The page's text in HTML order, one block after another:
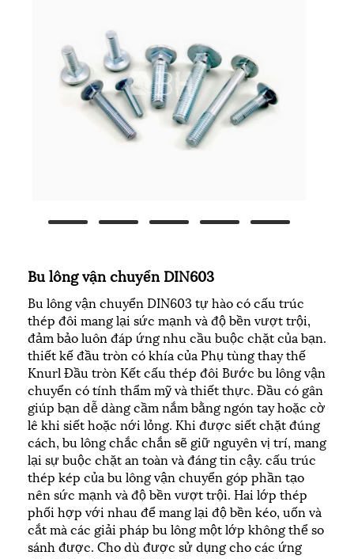
Bu lông vận chuyển DIN603
Bu lông vận chuyển DIN603 tự hào có cấu trúc
thép đôi mang lại sức mạnh và độ bền vượt trội,
đảm bảo luôn đáp ứng nhu cầu buộc chặt của bạn.
thiết kế đầu tròn có khía của Phụ tùng thay thế
Knurl Đầu tròn Kết cấu thép đôi Bước bu lông vận
chuyển có tính thẩm mỹ và thiết thực. Đầu có gân
giúp bạn dễ dàng cầm nắm bằng ngón tay hoặc cờ
lê khi siết hoặc nới lỏng. Khi được siết chặt đúng
cách, bu lông chắc chắn sẽ giữ nguyên vị trí, mang
lại sự buộc chặt an toàn và đáng tin cậy. cấu trúc
thép kép của bu lông vận chuyển góp phần tạo
nên sức mạnh và độ bền vượt trội. Hai lớp thép
phối hợp với nhau để mang lại độ bền kéo, uốn và
cắt mà các giải pháp bu lông một lớp không thể so
sánh được. Cho dù được sử dụng cho các ứng